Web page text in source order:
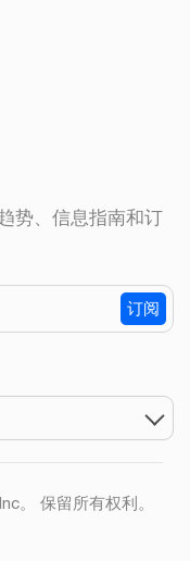
势、信息指南和订
订阅
。 保留所有权利。